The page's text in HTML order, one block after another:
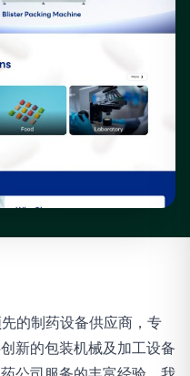
的制药设备供应商，专
新的包装机械及加工设备